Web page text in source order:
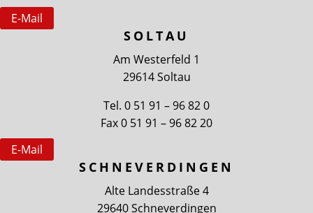
E-Mail
SOLTAU
Am Westerfeld 1
29614 Soltau
Tel. 0 51 91 – 96 82 0
Fax 0 51 91 – 96 82 20
E-Mail
SCHNEVERDINGEN
Alte Landesstraße 4
29640 Schneverdingen